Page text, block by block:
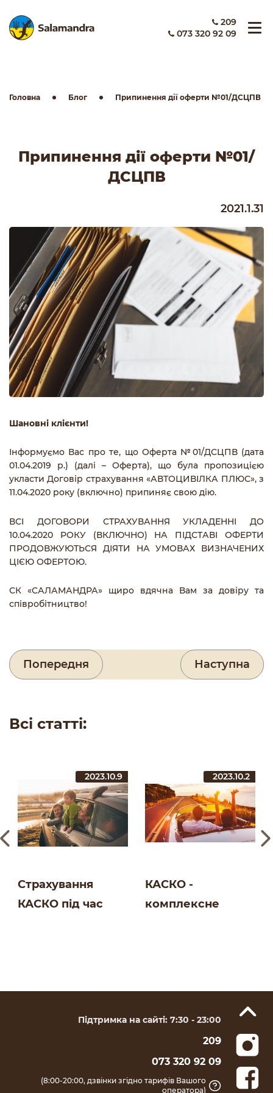
209
073 320 92 09
Головна Блог Припинення дії оферти №01/ДСЦПВ
Припинення дії оферти №01/
ДСЦПВ
2021.1.31
Шановні клієнти!
Інформуємо Вас про те, що Оферта №01/ДСЦПВ (дата
01.04.2019 р.) (далі – Оферта), що була пропозицією
укласти Договір страхування «АВТОЦИВІЛКА ПЛЮС», з
11.04.2020 року (включно) припиняє свою дію.
ВСІ ДОГОВОРИ СТРАХУВАННЯ УКЛАДЕННІ ДО
10.04.2020 РОКУ (ВКЛЮЧНО) НА ПІДСТАВІ ОФЕРТИ
ПРОДОВЖУЮТЬСЯ ДІЯТИ НА УМОВАХ ВИЗНАЧЕНИХ
ЦІЄЮ ОФЕРТОЮ.
СК «САЛАМАНДРА» щиро вдячна Вам за довіру та
співробітництво!
Попередня Наступна
Всі статті:
2023.10.9
Страхування
КАСКО під час
2023.10.2
КАСКО -
комплексне
Підтримка на сайті: 7:30 - 23:00
209
073 320 92 09
(8:00-20:00, дзвінки згідно тарифів Вашого
оператора)